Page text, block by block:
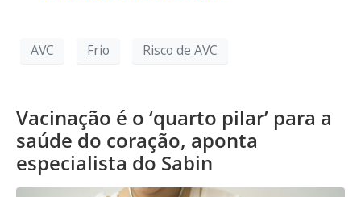
AVC Frio Risco de AVC
Vacinação é o ‘quarto pilar’ para a
saúde do coração, aponta
especialista do Sabin